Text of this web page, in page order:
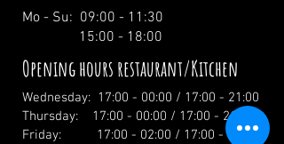
Mo - Su: 09:00 - 11:30
15:00 - 18:00
Opening hours restaurant/Kitchen
Wednesday: 17:00 - 00:00 / 17:00 - 21:00
Thursday: 17:00 - 00:00 / 17:00 - 21:00
Friday: 17:00 - 02:00 / 17:00 - 21:00